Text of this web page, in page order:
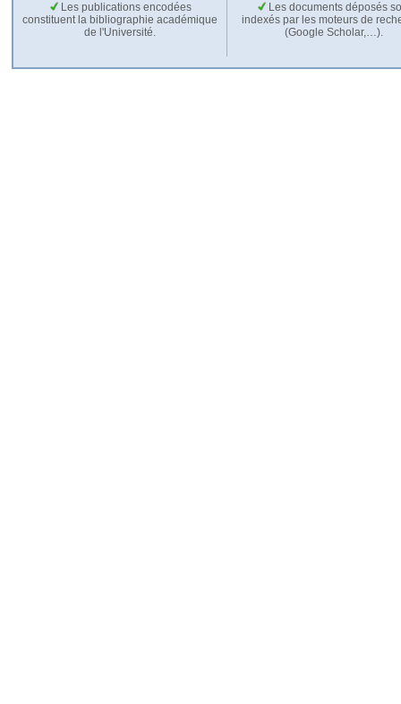
Les publications encodées
constituent la bibliographie académique
de l'Université.
Les documents déposés
indexés par les moteurs de
(Google Scholar,…).